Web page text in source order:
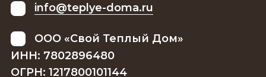
info@teplye-doma.ru
ООО «Свой Теплый Дом»
ИНН: 7802896480
ОГРН: 1217800101144